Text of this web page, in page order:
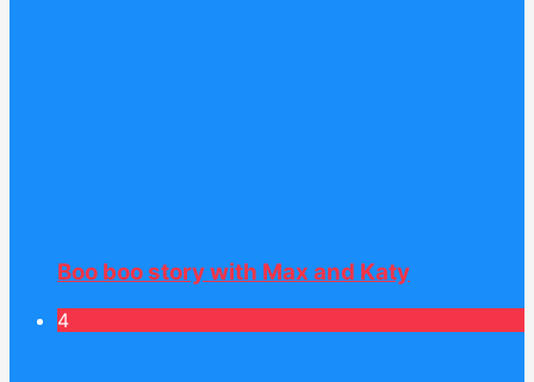
Boo boo story with Max and Katy
4